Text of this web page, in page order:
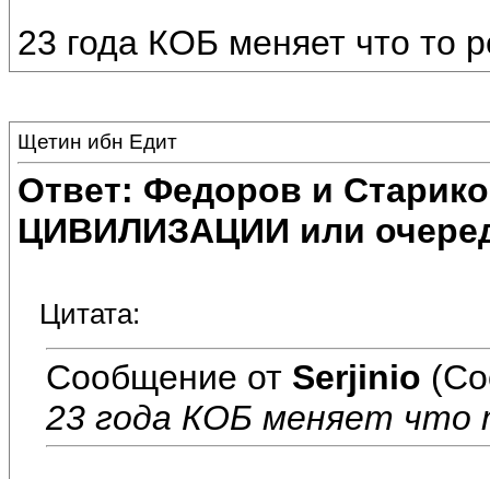
23 года КОБ меняет что то
Щетин ибн Едит
Ответ: Федоров и
ЦИВИЛИЗАЦИИ или
Цитата:
Сообщение от Serjinio
23 года КОБ меняет что